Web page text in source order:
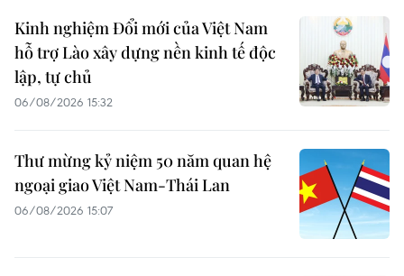
Kinh nghiệm Đổi mới của Việt Nam
hỗ trợ Lào xây dựng nền kinh tế độc
lập, tự chủ
06/08/2026 15:32
Thư mừng kỷ niệm 50 năm quan hệ
ngoại giao Việt Nam-Thái Lan
06/08/2026 15:07